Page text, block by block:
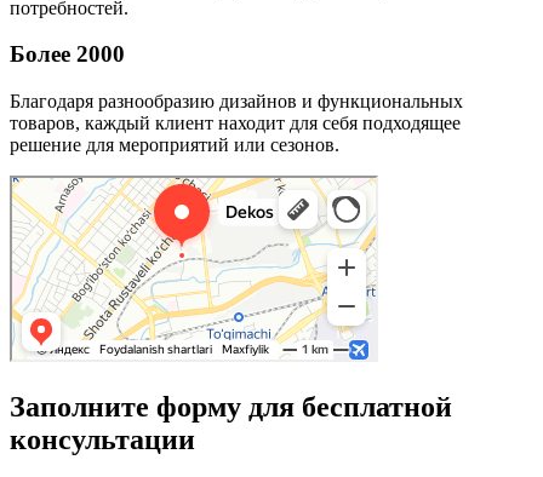
потребностей.
Более 2000
Благодаря разнообразию дизайнов и функциональных
товаров, каждый клиент находит для себя подходящее
решение для мероприятий или сезонов.
Заполните форму для бесплатной
консультации